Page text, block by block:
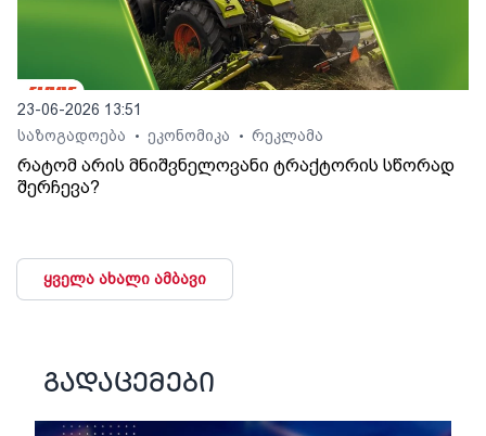
23-06-2026 13:51
საზოგადოება
• ეკონომიკა • რეკლამა
რატომ არის მნიშვნელოვანი ტრაქტორის სწორად
შერჩევა?
ყველა ახალი ამბავი
გადაცემები